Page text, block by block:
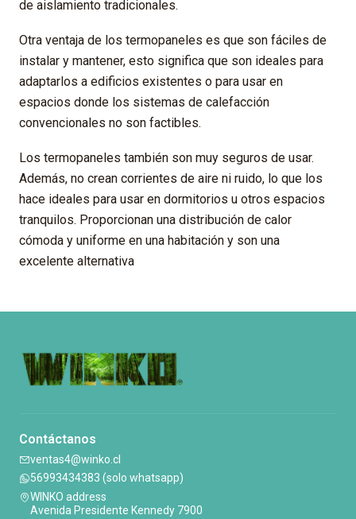
de aislamiento tradicionales.
Otra ventaja de los termopaneles es que son fáciles de
instalar y mantener, esto significa que son ideales para
adaptarlos a edificios existentes o para usar en
espacios donde los sistemas de calefacción
convencionales no son factibles.
Los termopaneles también son muy seguros de usar.
Además, no crean corrientes de aire ni ruido, lo que los
hace ideales para usar en dormitorios u otros espacios
tranquilos. Proporcionan una distribución de calor
cómoda y uniforme en una habitación y son una
excelente alternativa
Contáctanos
ventas4@winko.cl
56993434383 (solo whatsapp)
WINKO address
Avenida Presidente Kennedy 7900